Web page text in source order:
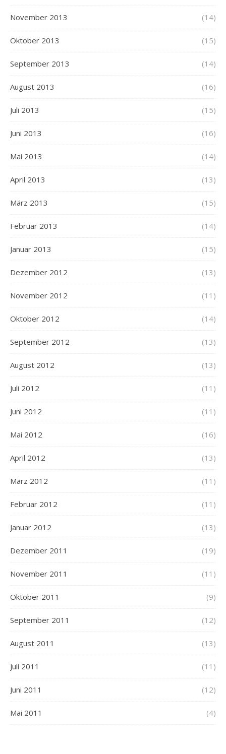
November 2013 (14)
Oktober 2013 (15)
September 2013 (14)
August 2013 (16)
Juli 2013 (15)
Juni 2013 (16)
Mai 2013 (14)
April 2013 (13)
März 2013 (15)
Februar 2013 (14)
Januar 2013 (15)
Dezember 2012 (13)
November 2012 (11)
Oktober 2012 (14)
September 2012 (13)
August 2012 (13)
Juli 2012 (11)
Juni 2012 (11)
Mai 2012 (16)
April 2012 (13)
März 2012 (11)
Februar 2012 (11)
Januar 2012 (13)
Dezember 2011 (19)
November 2011 (11)
Oktober 2011 (9)
September 2011 (12)
August 2011 (13)
Juli 2011 (11)
Juni 2011 (12)
Mai 2011 (4)